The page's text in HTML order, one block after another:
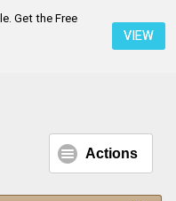
Get the Free
VIEW
Sandero Stepway II 2018, andere Mittelarmlehne
Actions